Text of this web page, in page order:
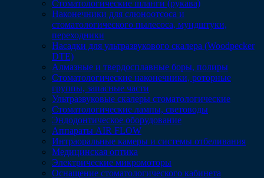
Стоматологические шланги (рукава)
Наконечники для слюноотсоса и
стоматологического пылесоса, мундштуки,
переходники
Насадки для ультразвукового скалера (Woodpecker
DTE)
Алмазные и твердосплавные боры, полиры
Стоматологические наконечники, роторные
группы, запасные части
Ультразвуковые скалеры стоматологические
Стоматологические лампы, световоды
Эндодонтическое оборудование
Аппараты AIR FLOW
Интраоральные камеры и системы отбеливания
Медицинская оптика
Электрические микромоторы
Оснащение стоматологического кабинета